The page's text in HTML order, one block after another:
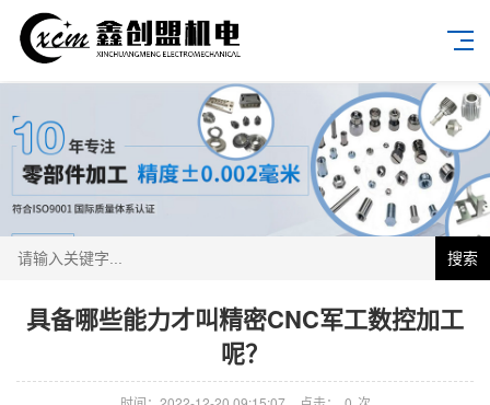
搜索
具备哪些能力才叫精密CNC军工数控加工
呢？